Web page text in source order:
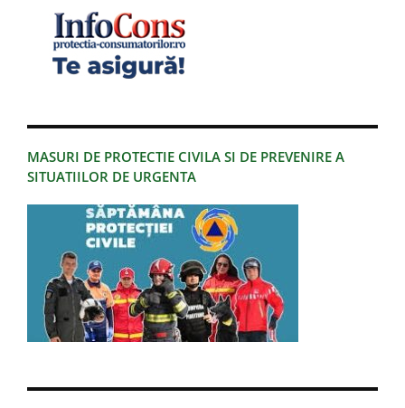
MASURI DE PROTECTIE CIVILA SI DE PREVENIRE A
SITUATIILOR DE URGENTA